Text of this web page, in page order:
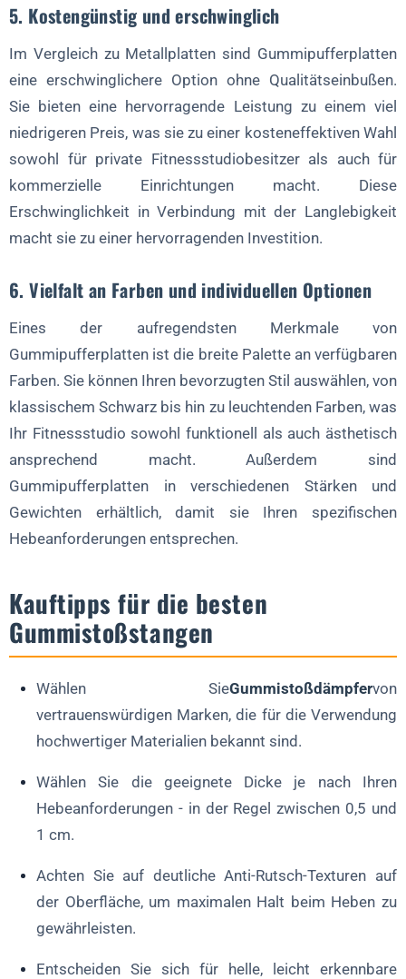
5. Kostengünstig und erschwinglich
Im Vergleich zu Metallplatten sind Gummipufferplatten
eine erschwinglichere Option ohne Qualitätseinbußen.
Sie bieten eine hervorragende Leistung zu einem viel
niedrigeren Preis, was sie zu einer kosteneffektiven Wahl
sowohl für private Fitnessstudiobesitzer als auch für
kommerzielle Einrichtungen macht. Diese
Erschwinglichkeit in Verbindung mit der Langlebigkeit
macht sie zu einer hervorragenden Investition.
6. Vielfalt an Farben und individuellen Optionen
Eines der aufregendsten Merkmale von
Gummipufferplatten ist die breite Palette an verfügbaren
Farben. Sie können Ihren bevorzugten Stil auswählen, von
klassischem Schwarz bis hin zu leuchtenden Farben, was
Ihr Fitnessstudio sowohl funktionell als auch ästhetisch
ansprechend macht. Außerdem sind
Gummipufferplatten in verschiedenen Stärken und
Gewichten erhältlich, damit sie Ihren spezifischen
Hebeanforderungen entsprechen.
Kauftipps für die besten
Gummistoßstangen
Wählen SieGummistoßdämpfervon
vertrauenswürdigen Marken, die für die Verwendung
hochwertiger Materialien bekannt sind.
Wählen Sie die geeignete Dicke je nach Ihren
Hebeanforderungen - in der Regel zwischen 0,5 und
1 cm.
Achten Sie auf deutliche Anti-Rutsch-Texturen auf
der Oberfläche, um maximalen Halt beim Heben zu
gewährleisten.
Entscheiden Sie sich für helle, leicht erkennbare